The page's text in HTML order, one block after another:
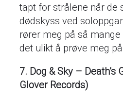
tapt for strålene når de
dødskyss ved
rører meg på så
det ulikt å prøve meg
7. Dog & Sky – Death’s
Glover Records)